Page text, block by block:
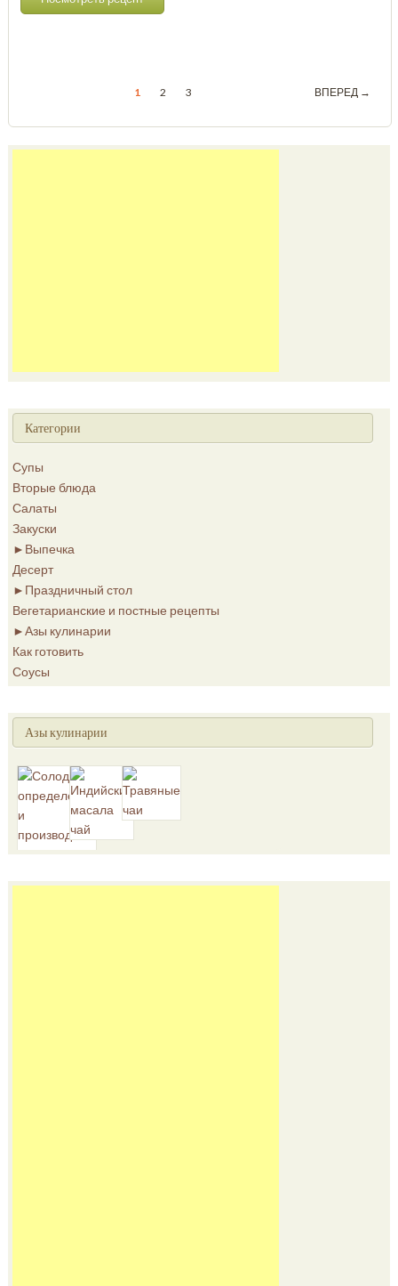
1 2 3 ВПЕРЕД →
Категории
Супы
Вторые блюда
Салаты
Закуски
► Выпечка
Десерт
► Праздничный стол
Вегетарианские и постные рецепты
►Азы кулинарии
Как готовить
Соусы
Азы кулинарии